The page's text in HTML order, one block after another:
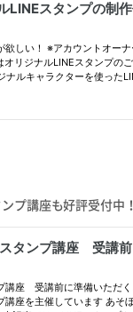
プ講座も好評受付中！